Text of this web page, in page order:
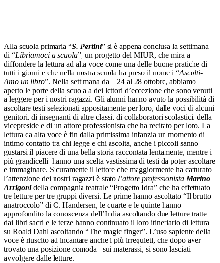
Alla scuola primaria “S. Pertini” si è appena conclusa la settimana
di “Libriamoci a scuola”, un progetto del MIUR, che mira a
diffondere la lettura ad alta voce come una delle buone pratiche di
tutti i giorni e che nella nostra scuola ha preso il nome i “Ascolti-
Amo un libro”. Nella settimana dal 24 al 28 ottobre, abbiamo
aperto le porte della scuola a dei lettori d’eccezione che sono venuti
a leggere per i nostri ragazzi. Gli alunni hanno avuto la possibilità di
ascoltare testi selezionati appositamente per loro, dalle voci di alcuni
genitori, di insegnanti di altre classi, di collaboratori scolastici, della
vicepreside e di un attore professionista che ha recitato per loro. La
lettura da alta voce è fin dalla primissima infanzia un momento di
intimo contatto tra chi legge e chi ascolta, anche i piccoli sanno
gustarsi il piacere di una bella storia raccontata lentamente, mentre i
più grandicelli hanno una scelta vastissima di testi da poter ascoltare
e immaginare. Sicuramente il lettore che maggiormente ha catturato
l’attenzione dei nostri ragazzi è stato l’attore professionista Marino
Arrigoni della compagnia teatrale “Progetto Idra” che ha effettuato
tre letture per tre gruppi diversi. Le prime hanno ascoltato “Il brutto
anatroccolo” di C. Handersen, le quarte e le quinte hanno
approfondito la conoscenza dell’India ascoltando due letture tratte
dai libri sacri e le terze hanno continuato il loro itineriario di lettura
su Roald Dahl ascoltando “The magic finger”. L’uso sapiente della
voce è riuscito ad incantare anche i più irrequieti, che dopo aver
trovato una posizione comoda sui materassi, si sono lasciati
avvolgere dalle letture.